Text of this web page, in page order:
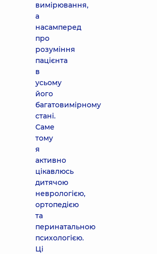
вимірювання,
а
насамперед
про
розуміння
пацієнта
в
усьому
його
багатовимірному
стані.
Саме
тому
я
активно
цікавлюсь
дитячою
неврологією,
ортопедією
та
перинатальною
психологією.
Ці